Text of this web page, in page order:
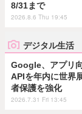
8/31まで
2026.8.6 Thu 19:45
デジタル生活
Google、アプリ
APIを年内に世界
者保護を強化
2026.7.31 Fri 13:45